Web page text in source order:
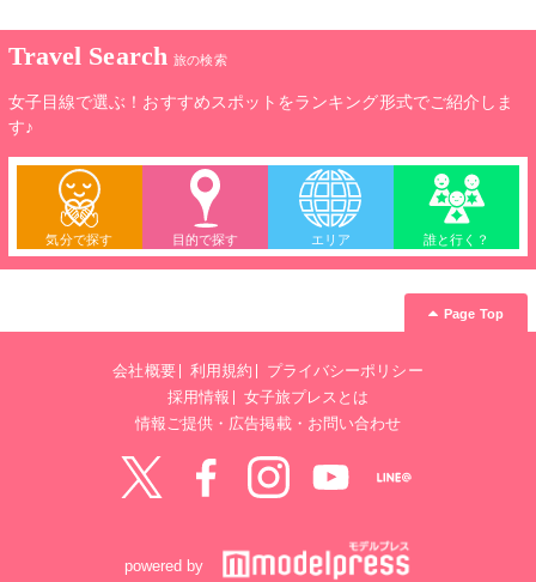
Travel Search 旅の検索
女子目線で選ぶ！おすすめスポットをランキング形式でご紹介しま
す♪
気分で探す 目的で探す エリア 誰と行く？
Page Top
会社概要 利用規約
プライバシーポリシー
採用情報
女子旅プレスとは
情報ご提供・広告掲載・お問い合わせ
powered by